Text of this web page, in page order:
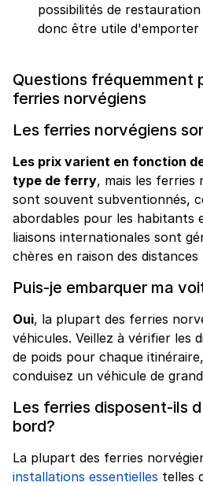
possibilités de
donc être utile d'emporter
Questions fréquemment
ferries norvégiens
Les ferries norvégiens
Les prix varient en fonction
type de ferry, mais les ferries
sont souvent subventionnés,
abordables pour les habitants
liaisons internationales sont
chères en raison des distances
Puis-je embarquer ma
Oui, la plupart des ferries
véhicules. Veillez à vérifier les
de poids pour chaque
conduisez un véhicule de
Les ferries disposent-ils
bord?
La plupart des ferries
installations essentielles telles